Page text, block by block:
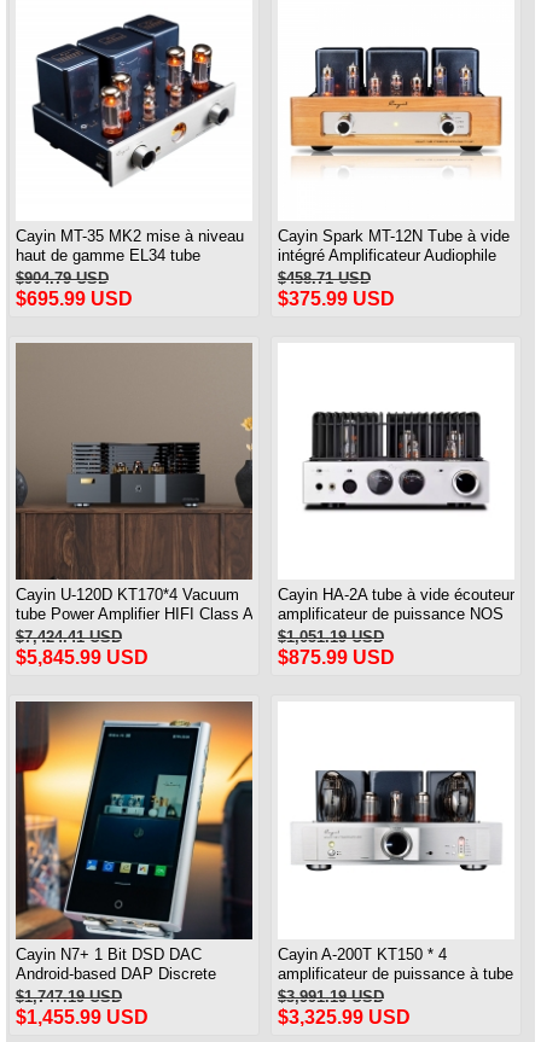
Cayin MT-35 MK2 mise à niveau
haut de gamme EL34 tube
amplificateur sans fil Bluetooth
amplificateur de puissance tout
neuf
$904.79 USD
$695.99 USD
Cayin Spark MT-12N Tube à vide
intégré Amplificateur Audiophile
Amp Pur Fait Main
$458.71 USD
$375.99 USD
Cayin U-120D KT170*4 Vacuum
tube Power Amplifier HIFI Class A
Push-pull Amplifier &
MONO/STEREO Channel Mode
$7,424.41 USD
$5,845.99 USD
Cayin HA-2A tube à vide écouteur
amplificateur de puissance NOS
tube amplificateur casque XLR
RCA
$1,051.19 USD
$875.99 USD
Cayin N7+ 1 Bit DSD DAC
Android-based DAP Discrete
Balanced Dual Amp Mode MP3
Player Bluetooth WIFI MQA 5
inch 3.5/4.4 output MQA
$1,747.19 USD
$1,455.99 USD
Cayin A-200T KT150 * 4
amplificateur de puissance à tube
sous vide Triode/amplificateur de
puissance intégré ultra linéaire
$3,991.19 USD
$3,325.99 USD